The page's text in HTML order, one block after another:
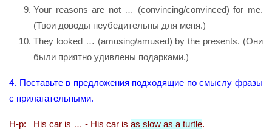
Your reasons are not … (convincing/convinced) for me.
(Твои доводы неубедительны для меня.)
They looked … (amusing/amused) by the presents. (Они
были приятно удивлены подарками.)
4. Поставьте в предложения подходящие по смыслу фразы
с прилагательными.
Н-р: His car is … - His car is as slow as a turtle.